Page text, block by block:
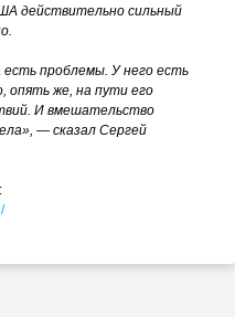
действительно сильный
проблемы. У него есть
опять же, на пути его
И вмешательство
— сказал Сергей